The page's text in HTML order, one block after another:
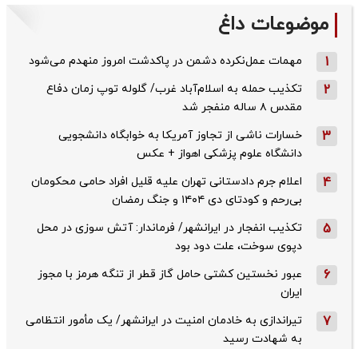
موضوعات داغ
1 مهمات عمل‌نکرده دشمن در پاکدشت امروز منهدم می‌شود
2
تکذیب حمله به اسلام‌آباد غرب/ گلوله توپ زمان دفاع
مقدس ۸ ساله منفجر شد
3
خسارات ناشی از تجاوز آمریکا به خوابگاه دانشجویی
دانشگاه علوم پزشکی اهواز + عکس
4
اعلام جرم دادستانی تهران علیه قلیل افراد حامی محکومان
بی‌رحم و کودتای دی‌ ۱۴۰۴ و جنگ رمضان
5
تکذیب ‌انفجار در ایرانشهر/ فرماندار: آتش سوزی در محل
دپوی سوخت، علت دود بود
6
عبور نخستین کشتی حامل گاز قطر از تنگه هرمز با مجوز
ایران
7
تیراندازی به خادمان امنیت در ایرانشهر/ یک مأمور انتظامی
به شهادت رسید